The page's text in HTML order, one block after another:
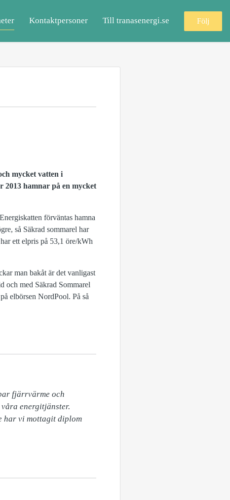
Kontaktpersoner Till tranasenergi.se Följ
mycket vatten i
2013 hamnar på en mycket
förväntas hamna
så Säkrad sommarel har
ett elpris på 53,1 öre/kWh
man bakåt är det vanligast
och med Säkrad Sommarel
elbörsen NordPool. På så
fjärrvärme och
energitjänster.
har vi mottagit diplom